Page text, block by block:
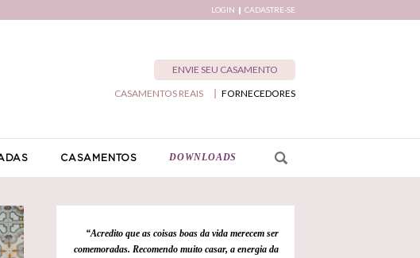
LOGIN CADASTRE-SE
ENVIE SEU CASAMENTO
FORNECEDORES
CASAMENTOS REAIS
CASAMENTOS DOWNLOADS
“Acredito que as coisas boas da vida merecem ser
comemoradas. Recomendo muito casar, a energia da